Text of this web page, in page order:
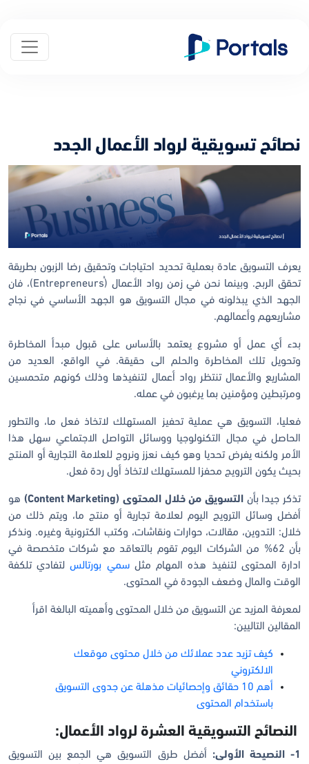
نصائح تسويقية لرواد الأعمال الجدد
يعرف التسويق عادة بعملية تحديد احتياجات وتحقيق رضا الزبون بطريقة
تحقق الربح. وبينما نحن في زمن رواد الأعمال (ُEntrepreneurs)، فان
الجهد الذي يبذلونه في مجال التسويق هو الجهد الأساسي في نجاح
مشاريعهم وأعمالهم.
بدء أي عمل أو مشروع يعتمد بالأساس على قبول مبدأ المخاطرة
وتحويل تلك المخاطرة والحلم الى حقيقة. في الواقع، العديد من
المشاريع والأعمال تنتظر رواد أعمال لتنفيذها وذلك كونهم متحمسين
ومرتبطين ومؤمنين بما يرغبون في عمله.
فعليا، التسويق هي عملية تحفيز المستهلك لاتخاذ فعل ما، والتطور
الحاصل في مجال التكنولوجيا ووسائل التواصل الاجتماعي سهل هذا
الأمر ولكنه يفرض تحديا وهو كيف نعزز ونروج للعلامة التجارية أو المنتج
بحيث يكون الترويج محفزا للمستهلك لاتخاذ أول ردة فعل.
تذكر جيدا بأن التسويق من خلال المحتوى (Content Marketing
) هو
أفضل وسائل الترويج اليوم لعلامة تجارية أو منتج ما، ويتم ذلك من
خلال: التدوين، مقالات، حوارات ونقاشات، وكتب الكترونية وغيره. ونذكر
بأن 62% من الشركات اليوم تقوم بالتعاقد مع شركات متخصصة في
ادارة المحتوى لتنفيذ هذه المهام مثلسمي بورتالسلتفادي تلكفة
الوقت والمال وضعف الجودة في المحتوى.
لمعرفة المزيد عن التسويق من خلال المحتوى وأهميته البالغة اقرأ
المقالين التاليين:
كيف تزيد عدد عملائك من خلال محتوى موقعك
الالكتروني
أهم 10 حقائق وإحصائيات مذهلة عن جدوى التسويق
باستخدام المحتوى
النصائح التسويقية العشرة لرواد الأعمال:
1- النصيحة الأولى:
أفضل طرق التسويق هي الجمع بين التسويق